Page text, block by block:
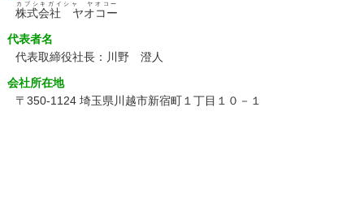
株式会社 ヤオコー
カブシキガイシャ ヤオコー
代表者名
代表取締役社長：川野 澄人
会社所在地
〒350-1124 埼玉県川越市新宿町１丁目１０－１